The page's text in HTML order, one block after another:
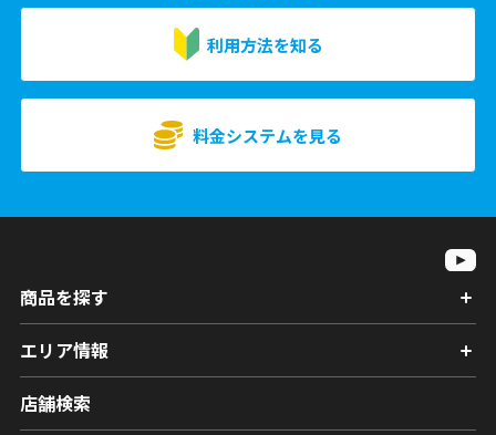
利用方法を知る
料金システムを見る
商品を探す
エリア情報
店舗検索